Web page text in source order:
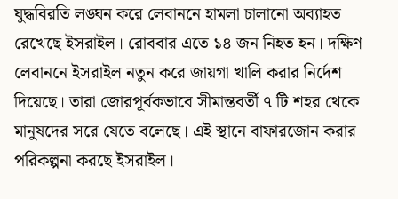
যুদ্ধবিরতি লঙ্ঘন করে লেবাননে হামলা চালানো অব্যাহত
রেখেছে ইসরাইল। রোববার এতে ১৪ জন নিহত হন। দক্ষিণ
লেবাননে ইসরাইল নতুন করে জায়গা খালি করার নির্দেশ
দিয়েছে। তারা জোরপূর্বকভাবে সীমান্তবর্তী ৭ টি শহর থেকে
মানুষদের সরে যেতে বলেছে। এই স্থানে বাফারজোন করার
পরিকল্পনা করছে ইসরাইল।